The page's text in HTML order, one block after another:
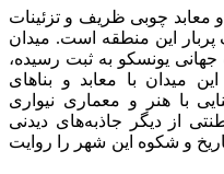
و معابد چوبی ظریف و تزئینات
این منطقه است. میدان
یونسکو به ثبت رسیده،
میدان با معابد و بناهای
با هنر و معماری نیواری
از دیگر جاذبه‌های دیدنی
و شکوه این شهر را روایت